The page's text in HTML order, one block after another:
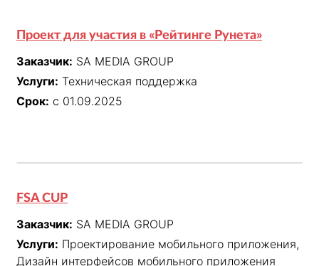
Проект для участия в «Рейтинге Рунета»
Заказчик: SA MEDIA GROUP
Услуги: Техническая поддержка
Срок: с 01.09.2025
FSA CUP
Заказчик: SA MEDIA GROUP
Услуги: Проектирование мобильного приложения,
Дизайн интерфейсов мобильного приложения